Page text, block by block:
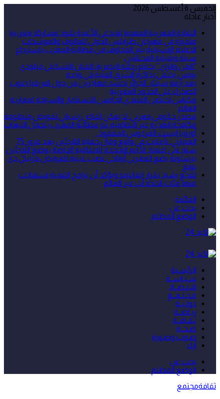
الخميس 6 أغسطس 2026
أخبار عاجلة
النقابة المغربية المهنية لمبدعي الأغنية تقود مشاركة مغربية
متميزة في مهرجان طرابلس الدولي للمالوف والموشحات
الاعلام الإسبانية يثير المخاوف من مطالبة المغرب باسترجاع
سبتة ومليلية المحتلتين
“الفن والراي” يختتم رحلته البصرية: الفنان التشكيلي ميلودي
يونس يحتفي بذاكرة الشرق الفنية في وجدة
بعد أزمة سبتة.. الجزائر تحشد مهاجرين من دول افريقيا جنوب
الصحراء على الحدود المغربية
مكناس تحتضن المنتدى الخامس للاستثمار والسياحة لمغاربة
العالم
مصدر حكومي مغربي: لا يمكن لقاض إسباني تقويض منظومة
مكافحة الهجرة غير النظامية، ثم مطالبة المغرب بتحمل التبعات
أوروبا ليست الفردوس المفقود..
العمارتي: تأملات في واقع ومآل حماية اللاجئين بعد مرور 75
سنة على اعتماد الأمم المتحدة للاتفاقية الخاصة بوضع اللاجئين
برشلونة يضع المغربي أوناحي نصب عينيه لتعويض فرينكي دي
يونغ
لقجع يشيد بقرار إنفانتينو ويؤكد أن برامج التنمية استفادت
منها مئات الاتحادات عبر العالم
القائمة
بحث عن
الوضع المظلم
الرئيسية
سـيـاســة
اقـتـصــاد
مـجـتـمــع
دولـيــة
ريـاضــة
ثـقـافــة
صـحــة
صـوت وصـورة
آراء
بحث عن
الوضع المظلم
ثقافةمجتمع